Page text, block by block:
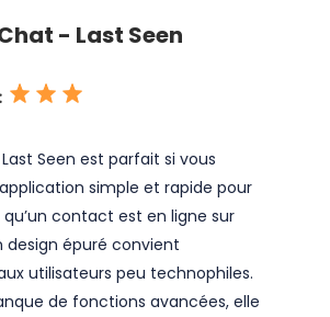
- Last Seen
Seen est parfait si vous
simple et rapide pour
contact est en ligne sur
design épuré convient
utilisateurs peu technophiles.
de fonctions avancées, elle